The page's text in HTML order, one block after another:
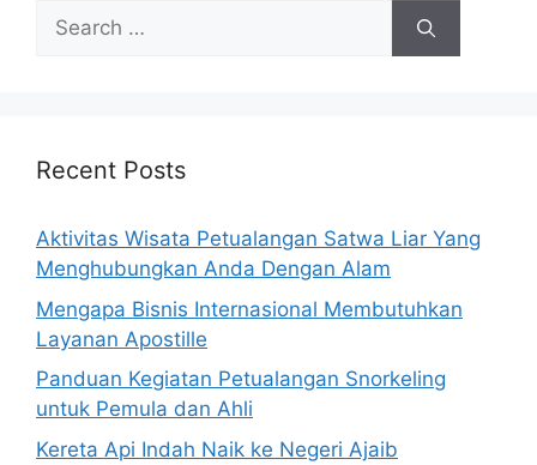
Search
for:
Recent Posts
Aktivitas Wisata Petualangan Satwa Liar Yang
Menghubungkan Anda Dengan Alam
Mengapa Bisnis Internasional Membutuhkan
Layanan Apostille
Panduan Kegiatan Petualangan Snorkeling
untuk Pemula dan Ahli
Kereta Api Indah Naik ke Negeri Ajaib